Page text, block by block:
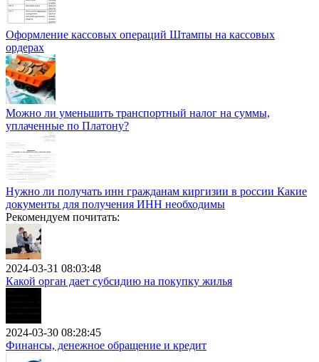
Оформление кассовых операций Штампы на кассовых
ордерах
Можно ли уменьшить транспортный налог на суммы,
уплаченные по Платону?
Нужно ли получать инн гражданам киргизии в россии Какие
документы для получения ИНН необходимы
Рекомендуем почитать:
2024-03-31 08:03:48
Какой орган дает субсидию на покупку жилья
2024-03-30 08:28:45
Финансы, денежное обращение и кредит